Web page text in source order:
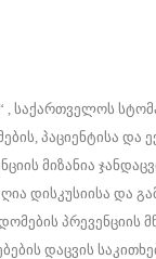
, საქართველოს
პაციენტისა და
მიზანია
დისკუსიისა და
დაცვის